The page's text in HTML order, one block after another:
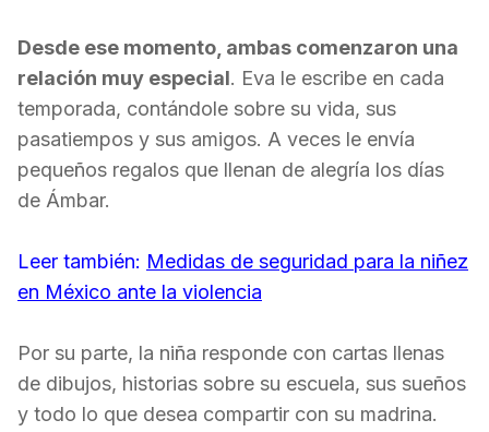
Desde ese momento, ambas comenzaron una
relación muy especial. Eva le escribe en cada
temporada, contándole sobre su vida, sus
pasatiempos y sus amigos. A veces le envía
pequeños regalos que llenan de alegría los días
de Ámbar.
Leer también: Medidas de seguridad para la niñez
en México ante la violencia
Por su parte, la niña responde con cartas llenas
de dibujos, historias sobre su escuela, sus sueños
y todo lo que desea compartir con su madrina.